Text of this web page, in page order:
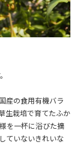
産の食用有機バラ
生栽培で育てたふか
を一杯に浴びた摘
ていないきれいな